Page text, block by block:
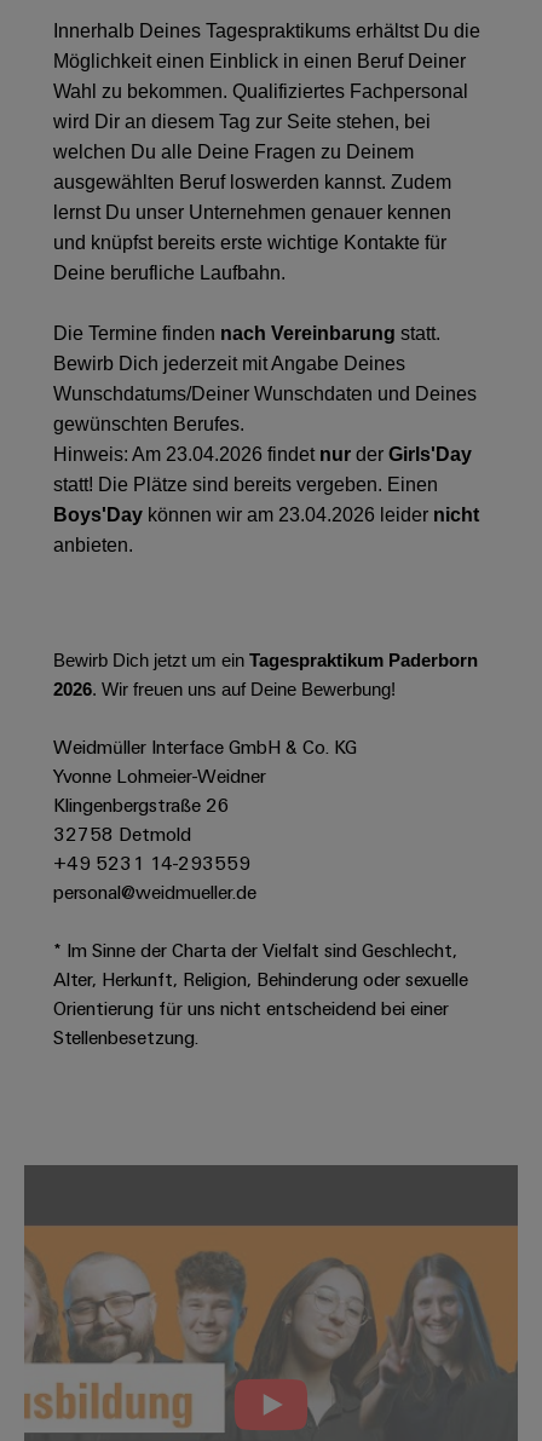
bewährte
Energieerzeugung
Maschinenbau
Lösungen
für
verschiedene
Segmente
der
Maschinen
und
Fabrikautomation
Öl
&
Gas
Sicherer
Betrieb
vernetzten
Lösungen
für
Mehr
Ressourceneffizienz
Schaltschrankbau
Lösungen
für
die
Herausforderungen
im
Schienenfahrzeuge
Moderne
und
digitale
Schiffbau
Umfassende
Verbindungslösungen
für
die
maritime
Industrie
Wasseraufbereitung
Energiemanagement-
Lösungen
IIoT
&
Automation
Software
Industrial
Industrial
Automation
Industrial
IoT
Industrial
Security
Platform
easyConnect
EZA-
Regler
Gerätehersteller
&
Leiterplattenklemmen
PCB
Connector
Equipment
(OEM)
PV
Generatoranschlusskasten
Feldbusverteiler
Automatisierung
&
Software
I/O-
Systeme
Industrial
Ethernet
Touch-
Panels
Visualisierungstools
und
Smart
Metering
Weidmüller
Industrial
Remote
Access
&
easyConnect
Werkstatt
&
Zubehör
Daten
Technische
Produktkataloge
Reparatur
und
Ersatzteile
Trainings
Webinare
PSIRT
Digitale
Bestellmöglichkeiten
eShop
EDI-
ALLE
SERVICES
Partner
IIoT
and
Automation
Partner
Netzwerk
IIoT
Automation
Solution
Partner
finden
Solution
Partner
-
Messen
&
Globale
Messen
&
Events
Veranstaltungen
Aktuelle
Termine
Workshops
für
Schulklassen
Stellenbörse
Chancen in der
Entwicklung
dem Kindel
Unser
neues
Innerhalb Deines Tagespraktikums erhältst Du die
Möglichkeit einen Einblick in einen Beruf Deiner
Wahl zu bekommen. Qualifiziertes Fachpersonal
wird Dir an diesem Tag zur Seite stehen, bei
welchen Du alle Deine Fragen zu Deinem
ausgewählten Beruf loswerden kannst. Zudem
lernst Du unser Unternehmen genauer kennen
und knüpfst bereits erste wichtige Kontakte für
Deine berufliche Laufbahn.
Die Termine finden nach Vereinbarung statt.
Bewirb Dich jederzeit mit Angabe Deines
Wunschdatums/Deiner Wunschdaten und Deines
gewünschten Berufes.
Hinweis: Am 23.04.2026 findet nur derGirls'Day
statt! Die Plätze sind bereits vergeben. Einen
Boys'Day können wir am 23.04.2026 leider nicht
anbieten.
Bewirb Dich jetzt um einTagespraktikum Paderborn
2026. Wir freuen uns auf Deine Bewerbung!
Weidmüller Interface GmbH & Co. KG
Yvonne Lohmeier-Weidner
Klingenbergstraße 26
32758 Detmold
+49 5231 14-293559
personal@weidmueller.de
* Im Sinne der Charta der Vielfalt sind Geschlecht,
Alter, Herkunft, Religion, Behinderung oder sexuelle
Orientierung für uns nicht entscheidend bei einer
Stellenbesetzung.